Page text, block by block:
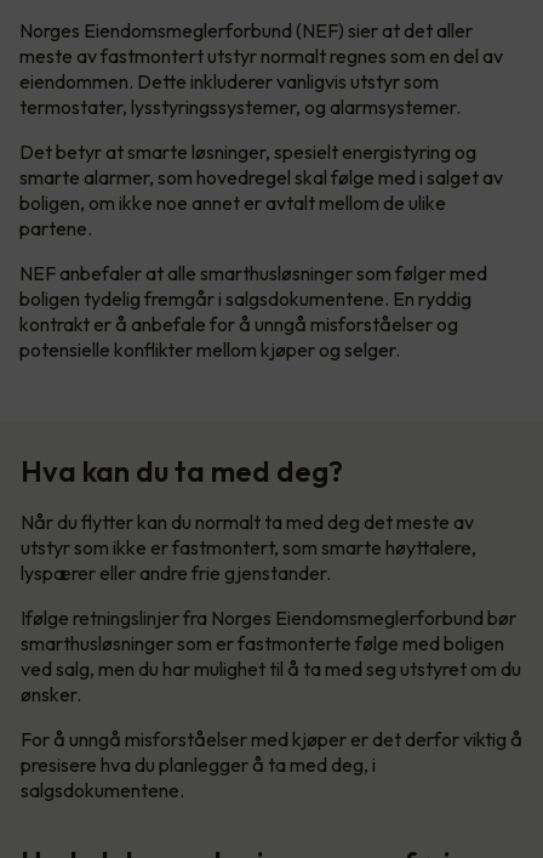
Norges Eiendomsmeglerforbund (NEF) sier at det aller
meste av fastmontert utstyr normalt regnes som en del av
eiendommen. Dette inkluderer vanligvis utstyr som
termostater, lysstyringssystemer, og alarmsystemer.
Det betyr at smarte løsninger, spesielt energistyring og
smarte alarmer, som hovedregel skal følge med i salget av
boligen, om ikke noe annet er avtalt mellom de ulike
partene.
NEF anbefaler at alle smarthusløsninger som følger med
boligen tydelig fremgår i salgsdokumentene. En ryddig
kontrakt er å anbefale for å unngå misforståelser og
potensielle konflikter mellom kjøper og selger.
Hva kan du ta med deg?
Når du flytter kan du normalt ta med deg det meste av
utstyr som ikke er fastmontert, som smarte høyttalere,
lyspærer eller andre frie gjenstander.
Ifølge retningslinjer fra Norges Eiendomsmeglerforbund bør
smarthusløsninger som er fastmonterte følge med boligen
ved salg, men du har mulighet til å ta med seg utstyret om du
ønsker.
For å unngå misforståelser med kjøper er det derfor viktig å
presisere hva du planlegger å ta med deg, i
salgsdokumentene.